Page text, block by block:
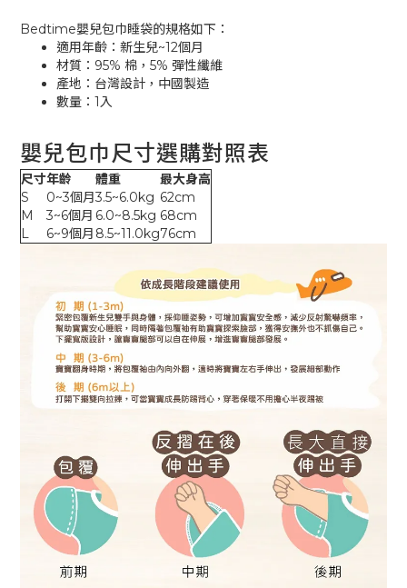
Bedtime嬰兒包巾睡袋的規格如下：
適用年齡：新生兒~12個月
材質：95% 棉，5% 彈性纖維
產地：台灣設計，中國製造
數量：1入
嬰兒包巾尺寸選購對照表
尺寸年齡 體重
最大身高
S
0~3個月3.5~6.0kg 62cm
M
3~6個月 6.0~8.5kg 68cm
L
6~9個月 8.5~11.0kg76cm